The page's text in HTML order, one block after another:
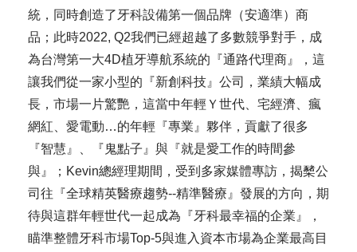
統，同時創造了牙科設備第一個品牌（安適準）商
品；此時2022, Q2我們已經超越了多數競爭對手，成
為台灣第一大4D植牙導航系統的『通路代理商』，這
讓我們從一家小型的『新創科技』公司，業績大幅成
長，市場一片驚艷，這當中年輕Ｙ世代、宅經濟、瘋
網紅、愛電動…的年輕『專業』夥伴，貢獻了很多
『智慧』、『鬼點子』與『就是愛工作的時間參
與』；Kevin總經理期間，受到多家媒體專訪，揭櫫公
司往『全球精英醫療趨勢--精準醫療』發展的方向，期
待與這群年輕世代一起成為『牙科最幸福的企業』，
瞄準整體牙科市場Top-5與進入資本市場為企業最高目